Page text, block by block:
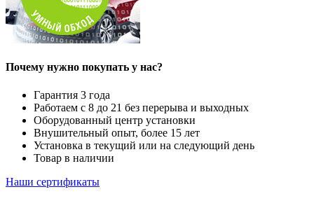
Почему нужно покупать у нас?
Гарантия 3 года
Работаем с 8 до 21 без перерыва и выходных
Оборудованный центр установки
Внушительный опыт, более 15 лет
Установка в текущий или на следующий день
Товар в наличии
Наши сертификаты